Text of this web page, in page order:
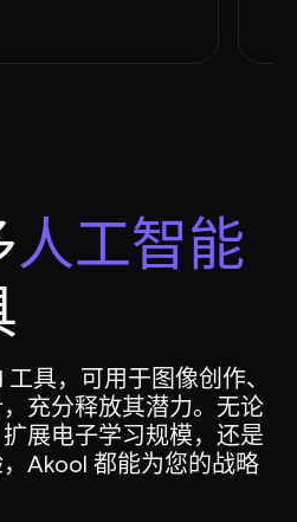
人工智能
具，可用于图像创作、
充分释放其潜力。无论
展电子学习规模，还是
Akool 都能为您的战略